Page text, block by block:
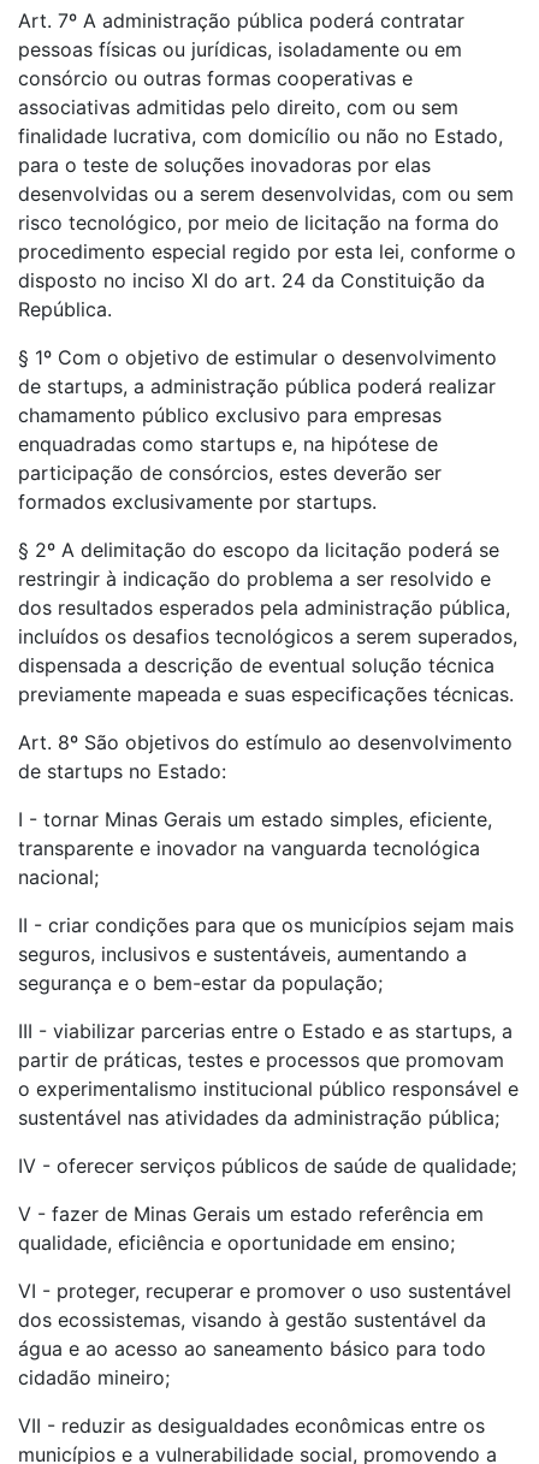
Art. 7º A administração pública poderá contratar
pessoas físicas ou jurídicas, isoladamente ou em
consórcio ou outras formas cooperativas e
associativas admitidas pelo direito, com ou sem
finalidade lucrativa, com domicílio ou não no Estado,
para o teste de soluções inovadoras por elas
desenvolvidas ou a serem desenvolvidas, com ou sem
risco tecnológico, por meio de licitação na forma do
procedimento especial regido por esta lei, conforme o
disposto no inciso XI do art. 24 da Constituição da
República.
§ 1º Com o objetivo de estimular o desenvolvimento
de startups, a administração pública poderá realizar
chamamento público exclusivo para empresas
enquadradas como startups e, na hipótese de
participação de consórcios, estes deverão ser
formados exclusivamente por startups.
§ 2º A delimitação do escopo da licitação poderá se
restringir à indicação do problema a ser resolvido e
dos resultados esperados pela administração pública,
incluídos os desafios tecnológicos a serem superados,
dispensada a descrição de eventual solução técnica
previamente mapeada e suas especificações técnicas.
Art. 8º São objetivos do estímulo ao desenvolvimento
de startups no Estado:
I - tornar Minas Gerais um estado simples, eficiente,
transparente e inovador na vanguarda tecnológica
nacional;
II - criar condições para que os municípios sejam mais
seguros, inclusivos e sustentáveis, aumentando a
segurança e o bem-estar da população;
III - viabilizar parcerias entre o Estado e as startups, a
partir de práticas, testes e processos que promovam
o experimentalismo institucional público responsável e
sustentável nas atividades da administração pública;
IV - oferecer serviços públicos de saúde de qualidade;
V - fazer de Minas Gerais um estado referência em
qualidade, eficiência e oportunidade em ensino;
VI - proteger, recuperar e promover o uso sustentável
dos ecossistemas, visando à gestão sustentável da
água e ao acesso ao saneamento básico para todo
cidadão mineiro;
VII - reduzir as desigualdades econômicas entre os
municípios e a vulnerabilidade social, promovendo a